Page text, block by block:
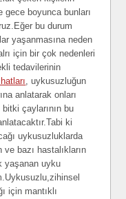
gece boyunca bunları
bu durum
yaşanmasına neden
için bir çok nedenleri
tedavilerinin
, uykusuzluğun
anlatarak onları
çaylarının bu
ki
uykusuzluklarda
bazı hastalıkların
yaşanan uyku
için mantıklı